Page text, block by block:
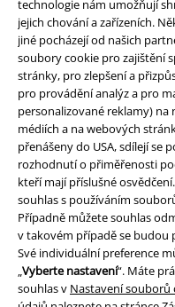
technologie nám umožňují
jejich chování a zařízeních.
jiné pocházejí od našich
soubory cookie pro zajištění
stránky, pro zlepšení a
pro provádění analýz a pro
personalizované reklamy) na
médiích a na webových
přenášeny do USA, sdílejí se
rozhodnutí o přiměřenosti
kteří mají příslušné
souhlas s používáním
Případně můžete souhlas
v takovém případě se budou
Své individuální preference
„Vyberte nastavení“. Máte
souhlas v Nastavení souborů
Právní informace
Podmínky
Prohlášení
Ochrana osobních údajů
Likvidace odpadu a ochrana
Prohlášení o shodě
Informace o přístupnosti
Nastavení souborů cookie